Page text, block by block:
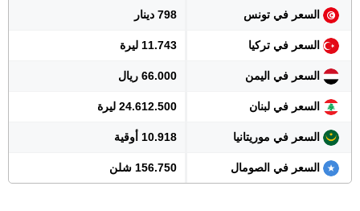
السعر في تونس 798 دينار
السعر في تركيا 11.743 ليرة
السعر في اليمن 66.000 ريال
السعر في لبنان 24.612.500 ليرة
السعر في موريتانيا 10.918 أوقية
السعر في الصومال 156.750 شلن